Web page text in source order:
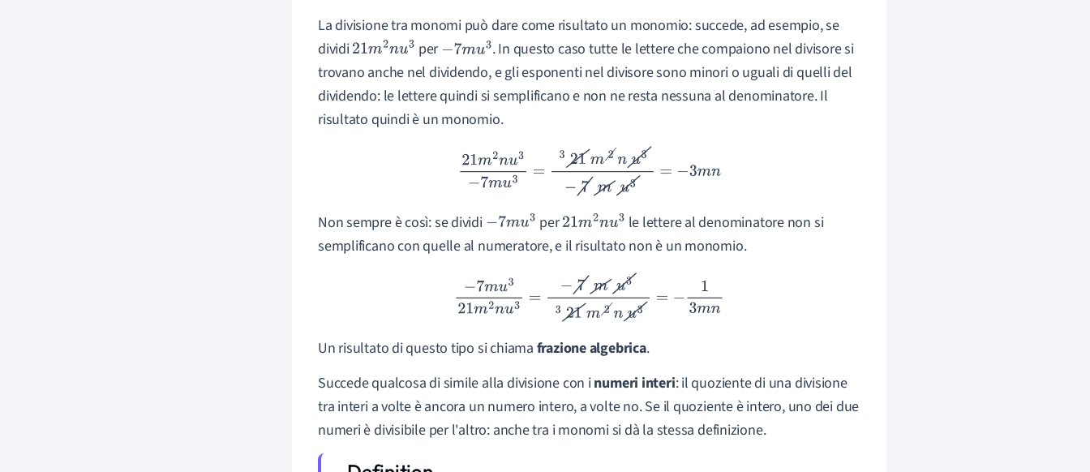
La divisione tra monomi può dare come risultato un monomio: succede, ad esempio, se
dividi21m2nu3 per−7mu3 . In questo caso tutte le lettere che compaiono nel divisore si
trovano anche nel dividendo, e gli esponenti nel divisore sono minori o uguali di quelli del
dividendo: le lettere quindi si semplificano e non ne resta nessuna al denominatore. Il
risultato quindi è un monomio.
21m2nu3− 3= i321m2nu3−7
Non sempre è così: se dividi −7mu3 per21m2nu3 le lettere al denominatore non si
semplificano con quelle al numeratore, e il risultato non è un monomio.
−7mu321 =−7m u3i321m m
Un risultato di questo tipo si chiama frazione algebrica.
Succede qualcosa di simile alla divisione con inumeri interi: il quoziente di una divisione
tra interi a volte è ancora un numero intero, a volte no. Se il quoziente è intero, uno dei due
numeri è divisibile per l'altro: anche tra i monomi si dà la stessa definizione.